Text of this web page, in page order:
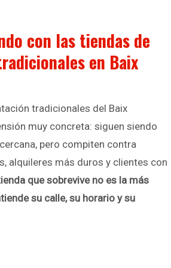
con las tiendas de
en Baix
tradicionales del Baix
muy concreta: siguen siendo
pero compiten contra
alquileres más duros y clientes con
que sobrevive no es la más
su calle, su horario y su